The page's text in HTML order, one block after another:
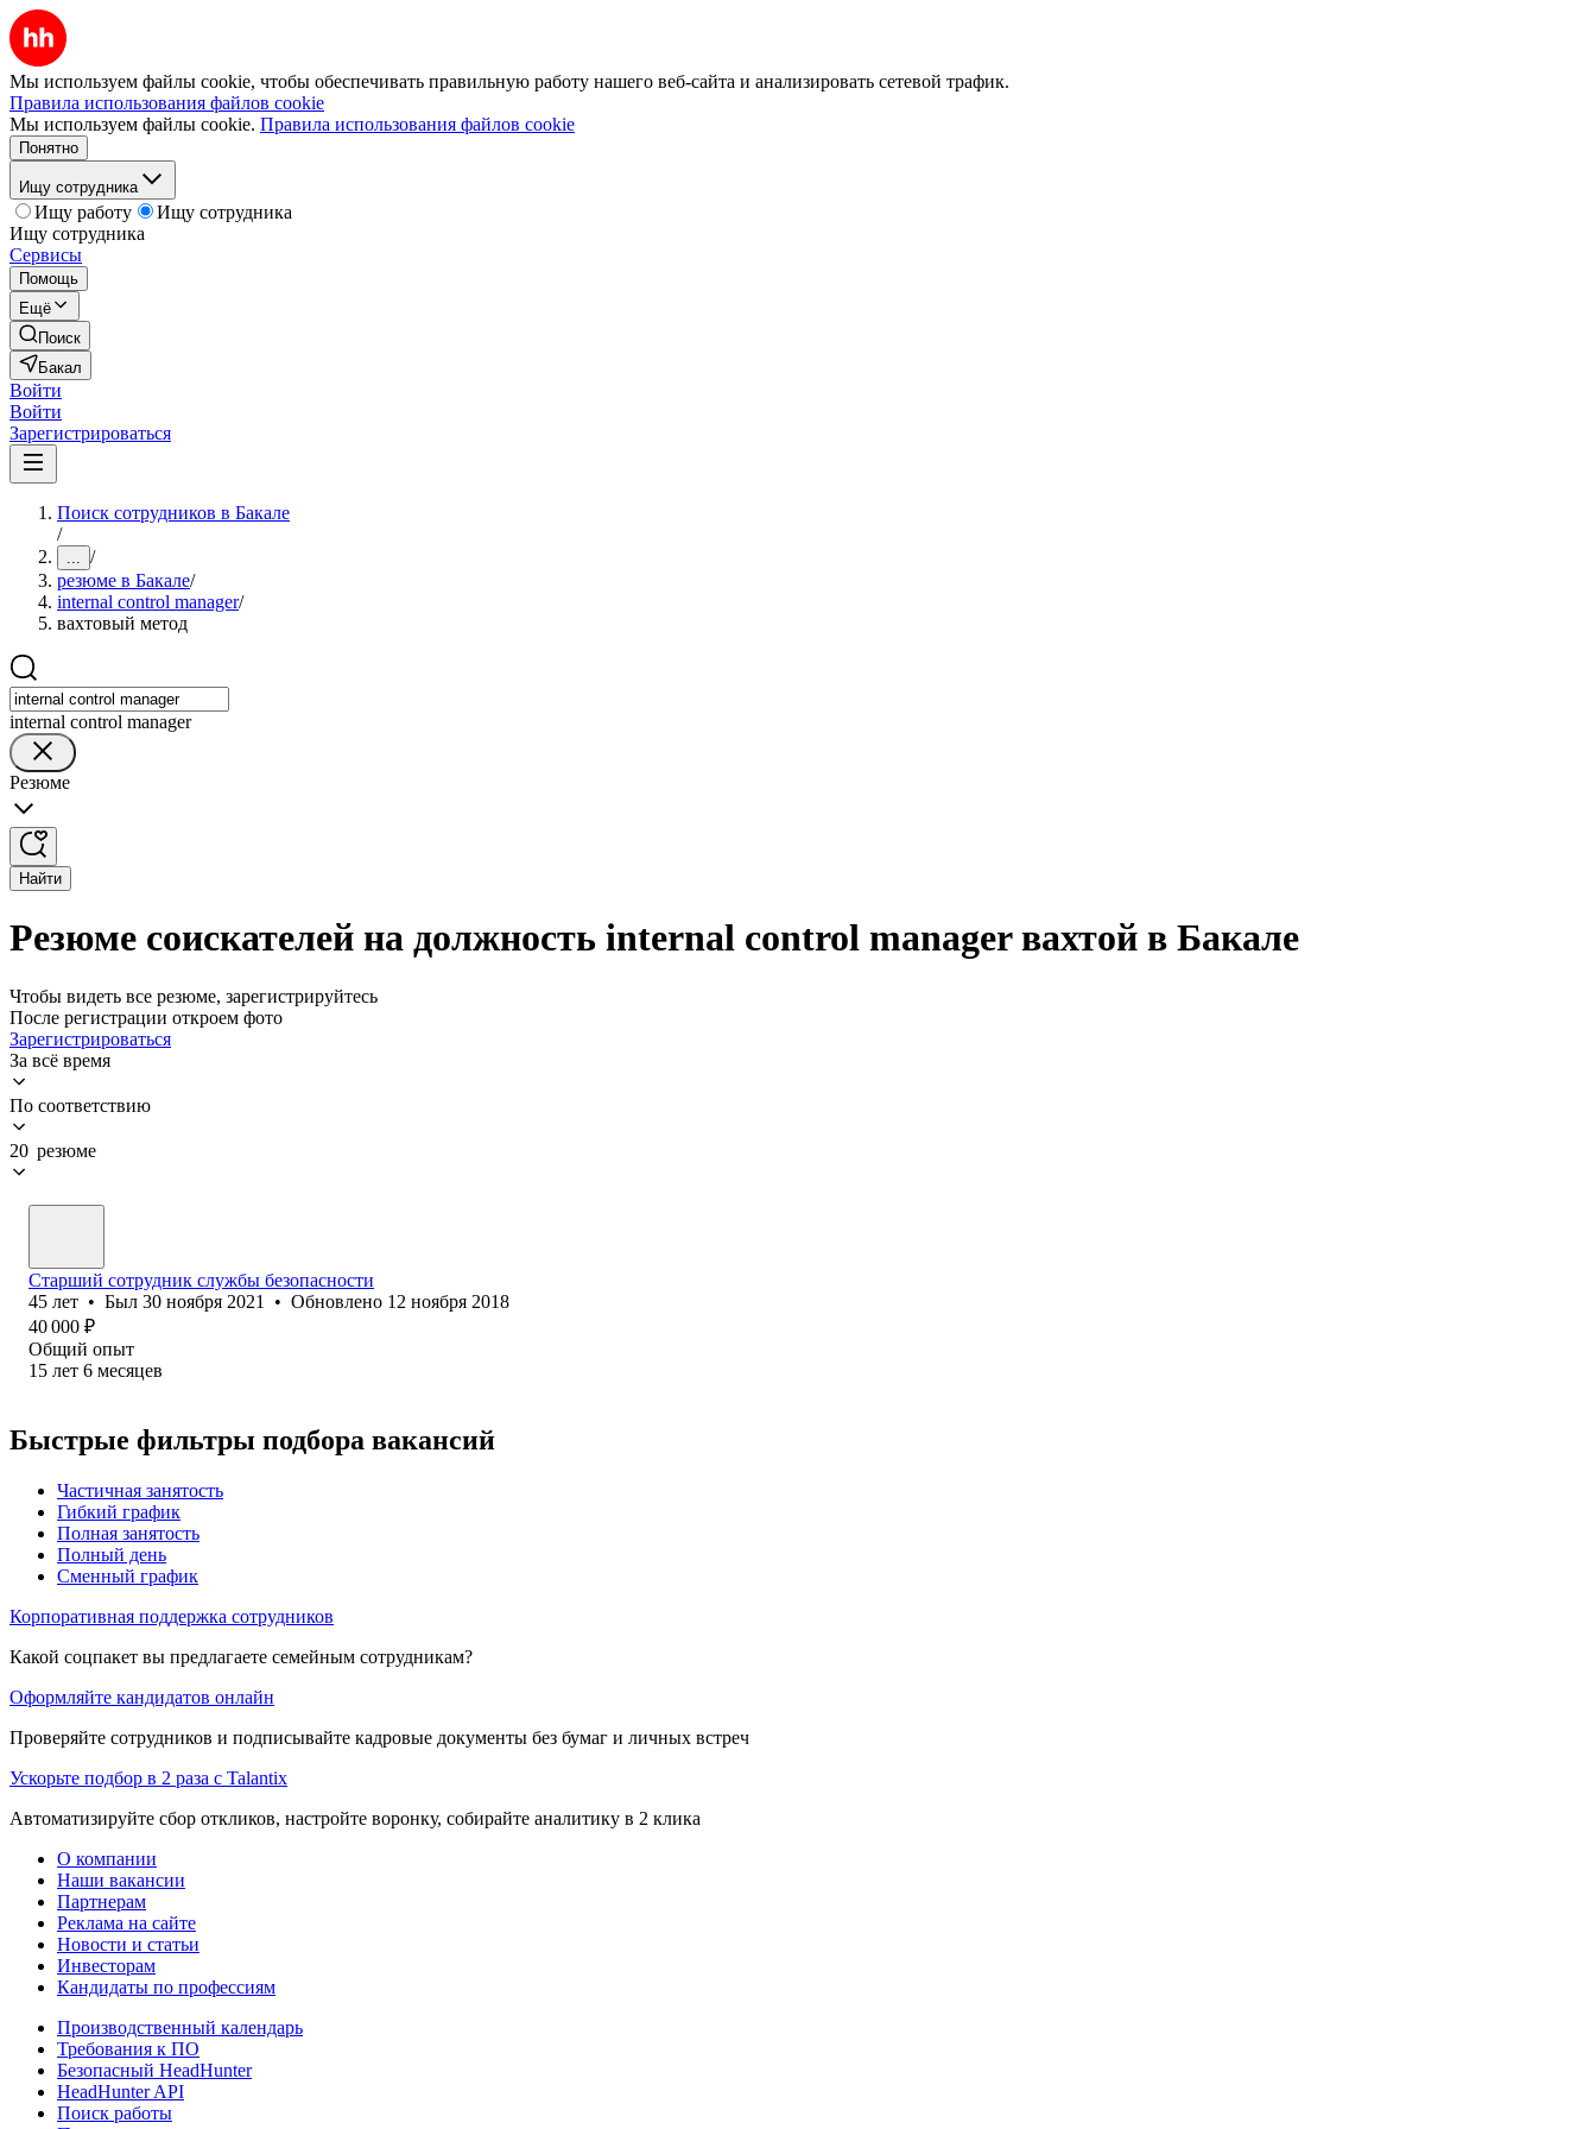
Мы используем файлы cookie, чтобы обеспечивать правильную работу нашего веб-сайта и анализировать сетевой трафик.
Правила использования файлов cookie
Мы используем файлы cookie. Правила использования файлов cookie
Понятно
Ищу сотрудника
Ищу работу
Ищу сотрудника
Ищу сотрудника
Сервисы
Помощь
Ещё
Поиск
Бакал
Войти
Войти
Зарегистрироваться
Поиск сотрудников в Бакале
/
... /
резюме в Бакале/
internal control manager/
вахтовый метод
internal control manager
Резюме
Найти
Резюме соискателей на должность internal control manager вахтой в Бакале
Чтобы видеть все резюме, зарегистрируйтесь
После регистрации откроем фото
Зарегистрироваться
За всё время
По соответствию
20 резюме
Старший сотрудник службы безопасности
45 лет • Был 30 ноября 2021 • Обновлено 12 ноября 2018
40 000 ₽
Общий опыт
15 лет 6 месяцев
Быстрые фильтры подбора вакансий
Частичная занятость
Гибкий график
Полная занятость
Полный день
Сменный график
Корпоративная поддержка сотрудников
Какой соцпакет вы предлагаете семейным сотрудникам?
Оформляйте кандидатов онлайн
Проверяйте сотрудников и подписывайте кадровые документы без бумаг и личных встреч
Ускорьте подбор в 2 раза с Talantix
Автоматизируйте сбор откликов, настройте воронку, собирайте аналитику в 2 клика
О компании
Наши вакансии
Партнерам
Реклама на сайте
Новости и статьи
Инвесторам
Кандидаты по профессиям
Производственный календарь
Требования к ПО
Безопасный HeadHunter
HeadHunter API
Поиск работы